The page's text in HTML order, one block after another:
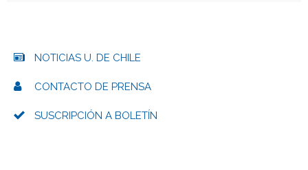
NOTICIAS U. DE CHILE
CONTACTO DE PRENSA
SUSCRIPCIÓN A BOLETÍN